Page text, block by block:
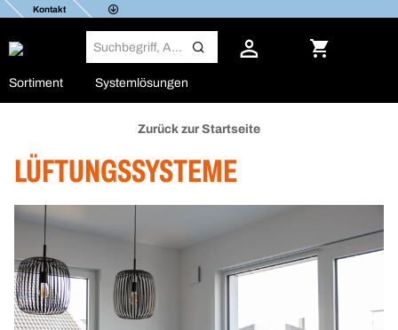
Kontakt
Sortiment Systemlösungen
Zurück zur Startseite
LÜFTUNGSSYSTEME